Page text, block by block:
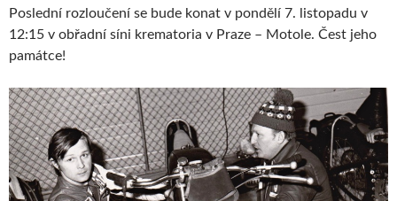
Poslední rozloučení se bude konat v pondělí 7. listopadu v
12:15 v obřadní síni krematoria v Praze – Motole. Čest jeho
památce!